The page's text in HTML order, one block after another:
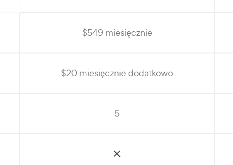
$549 miesięcznie
$20 miesięcznie dodatkowo
5